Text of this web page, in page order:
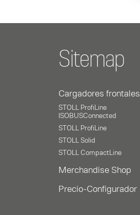
Sitemap
Cargadores frontales
STOLL ProfiLine
ISOBUSConnected
STOLL ProfiLine
STOLL Solid
STOLL CompactLine
Merchandise Shop
Precio-Configurador